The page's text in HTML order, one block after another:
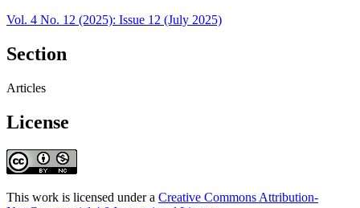
Vol. 4 No. 12 (2025): Issue 12 (July 2025)
Section
Articles
License
This work is licensed under a Creative Commons Attribution-